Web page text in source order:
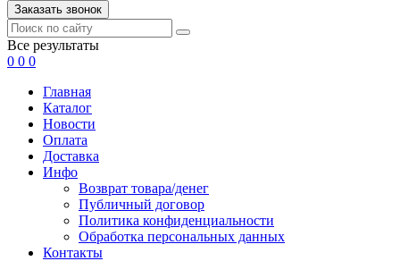
Заказать звонок
Все результаты
0 0 0
Главная
Каталог
Новости
Оплата
Доставка
Инфо
Возврат товара/денег
Публичный договор
Политика конфиденциальности
Обработка персональных данных
Контакты